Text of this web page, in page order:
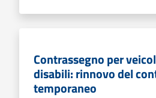
Contrassegno per
disabili: rinnovo del
temporaneo